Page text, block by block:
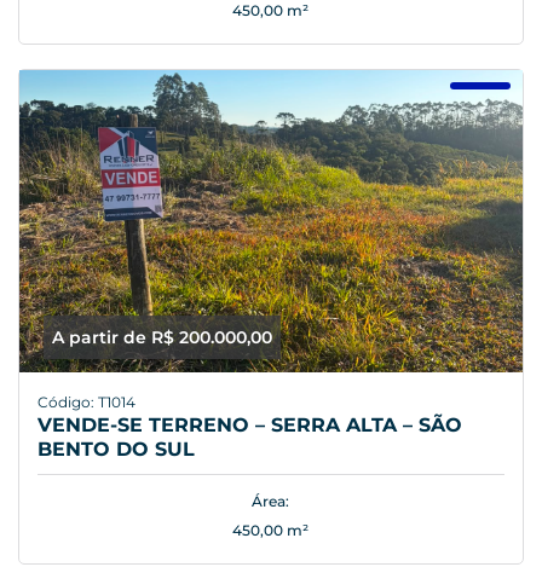
450,00 m²
A partir de R$ 200.000,00
Código: T1014
VENDE-SE TERRENO – SERRA ALTA – SÃO
BENTO DO SUL
Área:
450,00 m²